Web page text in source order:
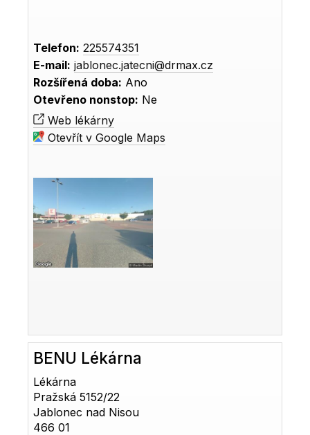
Telefon: 225574351
E-mail: jablonec.jatecni@drmax.cz
Rozšířená doba: Ano
Otevřeno nonstop: Ne
Web lékárny
Otevřít v Google Maps
BENU Lékárna
Lékárna
Pražská 5152/22
Jablonec nad Nisou
466 01